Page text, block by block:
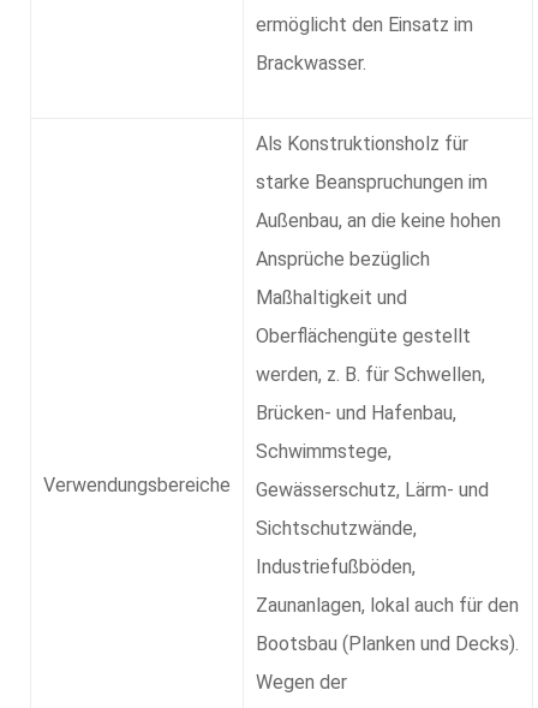
ermöglicht den Einsatz im
Brackwasser.
Verwendungsbereiche
Als Konstruktionsholz für
starke Beanspruchungen im
Außenbau, an die keine hohen
Ansprüche bezüglich
Maßhaltigkeit und
Oberflächengüte gestellt
werden, z. B. für Schwellen,
Brücken- und Hafenbau,
Schwimmstege,
Gewässerschutz, Lärm- und
Sichtschutzwände,
Industriefußböden,
Zaunanlagen, lokal auch für den
Bootsbau (Planken und Decks).
Wegen der